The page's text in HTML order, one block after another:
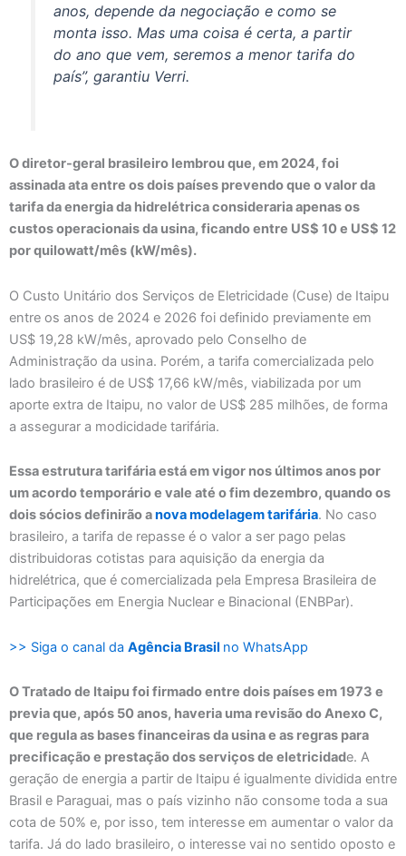
anos, depende da negociação e como se
monta isso. Mas uma coisa é certa, a partir
do ano que vem, seremos a menor tarifa do
país”, garantiu Verri.
O diretor-geral brasileiro lembrou que, em 2024, foi
assinada ata entre os dois países prevendo que o valor da
tarifa da energia da hidrelétrica consideraria apenas os
custos operacionais da usina, ficando entre US$ 10 e US$ 12
por quilowatt/mês (kW/mês).
O Custo Unitário dos Serviços de Eletricidade (Cuse) de Itaipu
entre os anos de 2024 e 2026 foi definido previamente em
US$ 19,28 kW/mês, aprovado pelo Conselho de
Administração da usina. Porém, a tarifa comercializada pelo
lado brasileiro é de US$ 17,66 kW/mês, viabilizada por um
aporte extra de Itaipu, no valor de US$ 285 milhões, de forma
a assegurar a modicidade tarifária.
Essa estrutura tarifária está em vigor nos últimos anos por
um acordo temporário e vale até o fim dezembro, quando os
dois sócios definirão anova modelagem tarifária. No caso
brasileiro, a tarifa de repasse é o valor a ser pago pelas
distribuidoras cotistas para aquisição da energia da
hidrelétrica, que é comercializada pela Empresa Brasileira de
Participações em Energia Nuclear e Binacional (ENBPar).
>> Siga o canal da Agência Brasil no WhatsApp
O Tratado de Itaipu foi firmado entre dois países em 1973 e
previa que, após 50 anos, haveria uma revisão do Anexo C,
que regula as bases financeiras da usina e as regras para
precificação e prestação dos serviços de eletricidade. A
geração de energia a partir de Itaipu é igualmente dividida entre
Brasil e Paraguai, mas o país vizinho não consome toda a sua
cota de 50% e, por isso, tem interesse em aumentar o valor da
tarifa. Já do lado brasileiro, o interesse vai no sentido oposto e